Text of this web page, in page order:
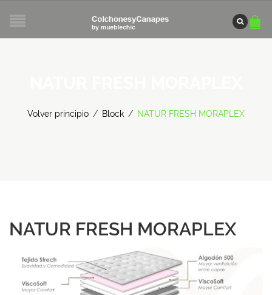
Volver principio / Block / NATUR FRESH MORAPLEX
NATUR FRESH MORAPLEX